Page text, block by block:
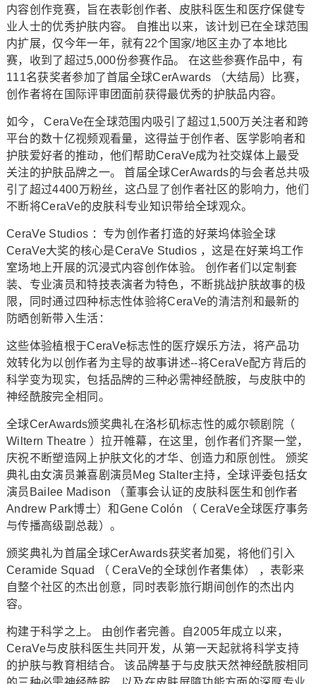
内容创作竞赛，旨在表彰创作者、皮肤科医生和医疗保健专
业人士的优秀护肤内容。 自推出以来，该计划已在全球范围
内扩展，仅今年一年，就有22个国家/地区主办了本地比
赛，收到了超过5,000份参赛作品。 在这些参赛作品中，有
111名获奖者参加了首届全球CerAwards （大结局）比赛，
创作者将在国际评审团面前获得最优秀的护肤品内容。
如今， CeraVe在全球范围内吸引了超过1,500万关注者和跨
平台的数十亿视频观看量，这得益于创作者、医学影响者和
护肤爱好者的推动，他们帮助CeraVe成为社交媒体上最受
关注的护肤品牌之一。 首届全球CerAwards的与会者总共吸
引了超过4400万粉丝，这凸显了创作者社区的影响力，他们
不断将CeraVe的皮肤科专业知识带给全球观众。
CeraVe Studios ：专为创作者打造的好莱坞体验全球
CeraVe大奖的核心是CeraVe Studios ，这是在好莱坞工作
室场地上开展的沉浸式内容创作体验。 创作者们以定制套
装、专业演员和特技表演者为特色，不断挑战护肤故事的极
限，同时通过四种标志性体验将CeraVe的清洁剂和最新的
防晒创新带入生活：
这些体验植根于CeraVe标志性的医疗娱乐方法，将产品功
效转化为以创作者为主导的故事讲述--将CeraVe配方背后的
科学变为现实，包括品牌的三种必需神经酰胺，与皮肤中的
神经酰胺完全相同。
全球CerAwards颁奖典礼在洛杉矶标志性的威尔顿剧院（
Wiltern Theatre ）拉开帷幕，在这里，创作者们齐聚一堂，
庆祝不断塑造网上护肤文化的才华、创造力和原创性。 颁奖
典礼由女演员兼喜剧演员Meg Stalter主持，全球评委包括女
演员Bailee Madison （董事会认证的皮肤科医生和创作者
Andrew Park博士）和Gene Colón （ CeraVe全球医疗事务
与传播高级副总裁）。
颁奖典礼为首届全球CerAwards获奖者加冕，将他们引入
Ceramide Squad （ CeraVe的全球创作者集体） ，表彰来
自整个社区的杰出创意，同时表彰旅行期间创作的杰出内
容。
构建于科学之上。 由创作者完善。自2005年成立以来，
CeraVe与皮肤科医生共同开发，从第一天起就将科学支持
的护肤与教育相结合。 该品牌基于与皮肤天然神经酰胺相同